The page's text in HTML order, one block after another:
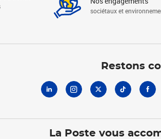
sociétaux et
Restons
La Poste vous